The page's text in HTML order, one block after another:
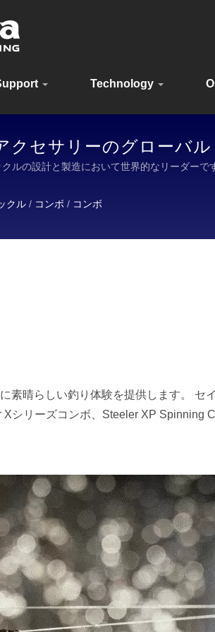
Technology
セサリーのグローバル
ルの設計と製造において世界的なリーダーで
クル / コンボ / コンボ
晴らしい釣り体験を提供します。 セ
シリーズコンボ、Steeler XP Spinning